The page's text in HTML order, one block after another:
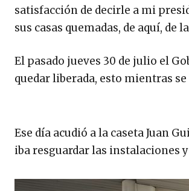
satisfacción de decirle a mi
sus casas quemadas, de aquí, de
El pasado jueves 30 de julio el
quedar liberada, esto mientras
Ese día acudió a la caseta Juan
iba resguardar las instalaciones